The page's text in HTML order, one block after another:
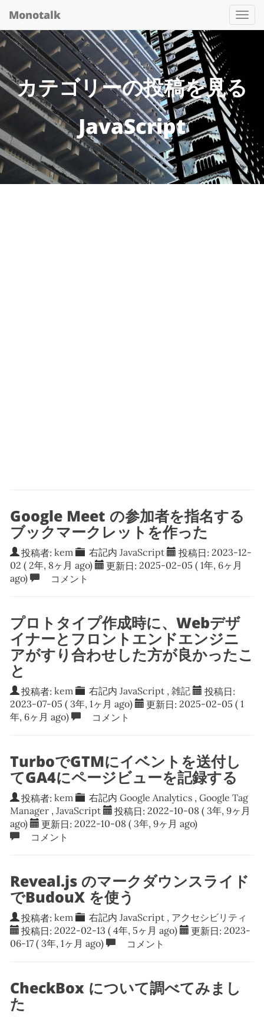
Monotalk
カテゴリーの投稿を見る
JavaScript
Google Meet の参加者を指名する
ブックマークレットを作った
投稿者: kem 右記内JavaScript 投稿日: 2023-12-
02 ( 2年, 8ヶ月 ago) 更新日: 2025-02-05 ( 1年, 6ヶ月
ago)
コメント
プロトタイプ作成時に、Webデザ
イナーとフロントエンドエンジニ
アがすり合わせした方が良かったこ
と
投稿者: kem 右記内JavaScript ,雑記 投稿日:
2023-07-05 ( 3年, 1ヶ月 ago) 更新日: 2025-02-05 ( 1
年, 6ヶ月 ago)
コメント
TurboでGTMにイベントを送付し
てGA4にページビューを記録する
投稿者: kem 右記内Google Analytics ,Google Tag
Manager , JavaScript 投稿日: 2022-10-08 ( 3年, 9ヶ月
ago)
更新日: 2022-10-08 ( 3年, 9ヶ月 ago)
コメント
Reveal.js のマークダウンスライド
でBudouX を使う
投稿者: kem 右記内JavaScript , アクセシビリティ
投稿日: 2022-02-13 ( 4年, 5ヶ月 ago) 更新日: 2023-
06-17 ( 3年, 1ヶ月 ago) コメント
CheckBox について調べてみまし
た